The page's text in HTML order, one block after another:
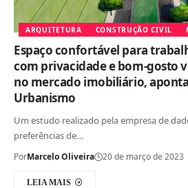
ARQUITETURA CONSTRUÇÃO CIVIL
Espaço confortável para
com privacidade e bom-gosto
no mercado imobiliário, aponta
Urbanismo
Um estudo realizado pela empresa de
preferências de…
PorMarcelo Oliveira 20 de março de 2023
LEIA MAIS